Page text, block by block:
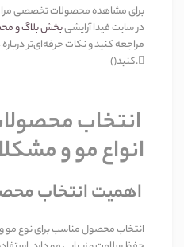
برای مشاهده محصولات تخصصی
بخش بلاگ ودر سایت فیدا آرایشی
مراجعه کنید و نکات حرفه‌ای‌تر
کنید.()
انتخاب
انواع مو و
اهمیت انتخاب
انتخاب محصول مناسب برای نوع